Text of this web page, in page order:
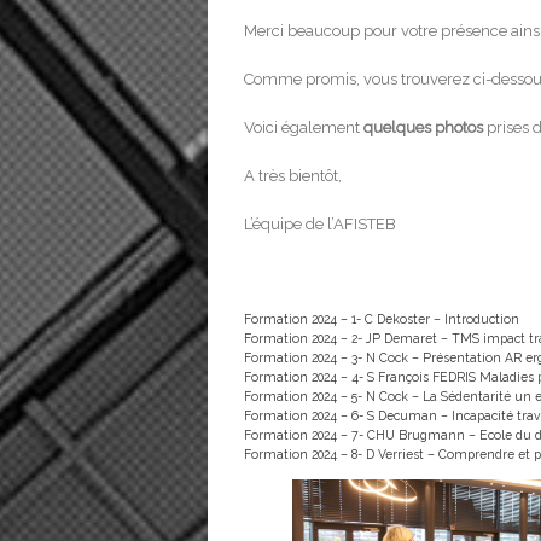
Merci beaucoup pour votre présence
Comme promis, vous trouverez ci-
Voici également quelques photosprises
A très bientôt,
L’équipe de l’AFISTEB
Formation 2024 – 1- C Dekoster – Introduction
Formation 2024 – 2- JP Demaret – TMS impact
Formation 2024 – 3- N Cock – Présentation AR
Formation 2024 – 4- S François FEDRIS
Formation 2024 – 5- N Cock – La Sédentarité un
Formation 2024 – 6- S Decuman – Incapacité
Formation 2024 – 7- CHU Brugmann – Ecole du
Formation 2024 – 8- D Verriest – Comprendre et